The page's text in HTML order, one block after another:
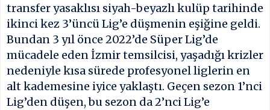
transfer yasaklısı siyah-beyazlı kulüp tarihinde
ikinci kez 3’üncü Lig’e düşmenin eşiğine geldi.
Bundan 3 yıl önce 2022’de Süper Lig’de
mücadele eden İzmir temsilcisi, yaşadığı krizler
nedeniyle kısa sürede profesyonel liglerin en
alt kademesine iyice yaklaştı. Geçen sezon 1’nci
Lig’den düşen, bu sezon da 2’nci Lig’e